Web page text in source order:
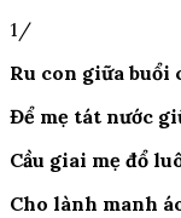
1/
Ru con giữa buổi
Để mẹ tát nước
Cầu giai mẹ đổ
Cho lành manh